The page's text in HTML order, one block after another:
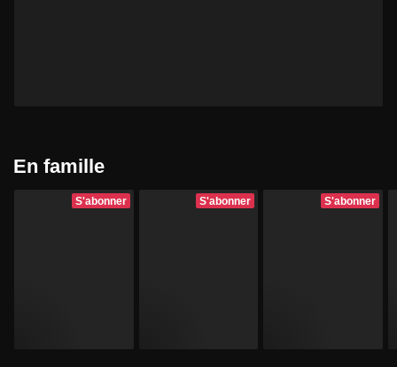
En famille
S'abonner S'abonner S'abonner